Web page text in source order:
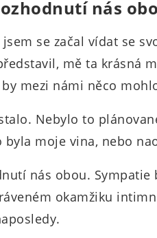
nás
se začal vídat se
mě ta krásná
by mezi námi něco
Nebylo to
byla moje vina, nebo
nás obou.
okamžiku